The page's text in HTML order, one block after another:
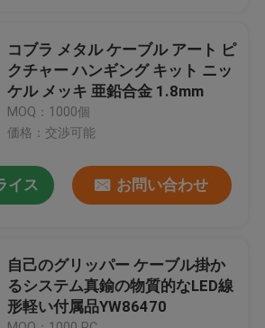
い
い
のグリッパー
ルのグリッパー
コブラ メタル ケーブル アート ピ
クチャー ハンギング キット ニッ
ケル メッキ 亜鉛合金 1.8mm
MOQ：1000個
価格：交渉可能
イス お問い合わせ
自己のグリッパー ケーブル掛か
るシステム真鍮の物質的なLED線
形軽い付属品YW86470